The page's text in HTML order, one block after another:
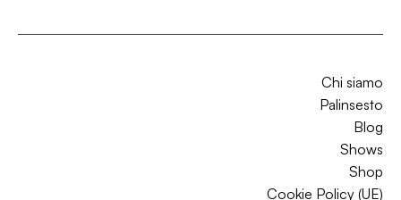
Chi siamo
Palinsesto
Blog
Shows
Shop
Cookie Policy (UE)